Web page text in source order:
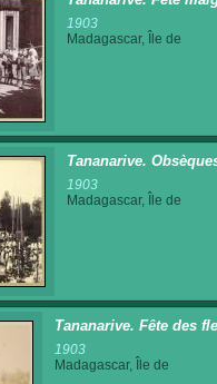
1903
Madagascar, Île de
Tananarive.
1903
Madagascar, Île de
Tananarive. Fête des
1903
Madagascar, Île de